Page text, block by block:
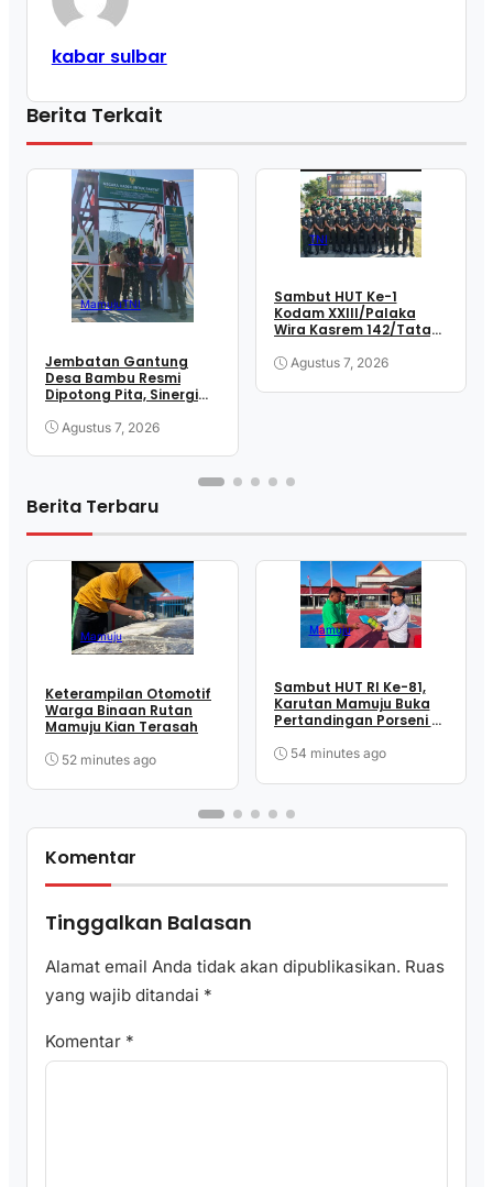
kabar sulbar
Berita Terkait
MamujuTNI
Jembatan Gantung
Desa Bambu Resmi
Dipotong Pita, Sinergi
Wujudkan Akses Lebih
Agustus 7, 2026
TNI
Sambut HUT Ke-1
Kodam XXIII/Palaka
Wira Kasrem 142/Tatag
Rombongan di TMP
Agustus 7, 2026
Berita Terbaru
Mamuju
Keterampilan Otomotif
Warga Binaan Rutan
Mamuju Kian Terasah
52 minutes ago
Mamuju
Sambut HUT RI Ke-81,
Karutan Mamuju Buka
Pertandingan Porseni &
Kepada Warga Binaan
54 minutes ago
Komentar
Tinggalkan Balasan
Alamat email Anda tidak akan dipublikasikan. Ruas
yang wajib ditandai *
Komentar *